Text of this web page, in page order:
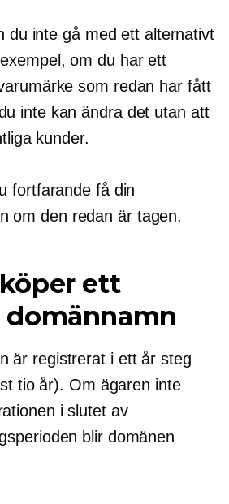
du inte gå med ett alternativt
om du har ett
som redan har fått
inte kan ändra det utan att
kunder.
fortfarande få din
om den redan är tagen.
ett
är registrerat i ett år steg
tio år). Om ägaren inte
i slutet av
blir domänen